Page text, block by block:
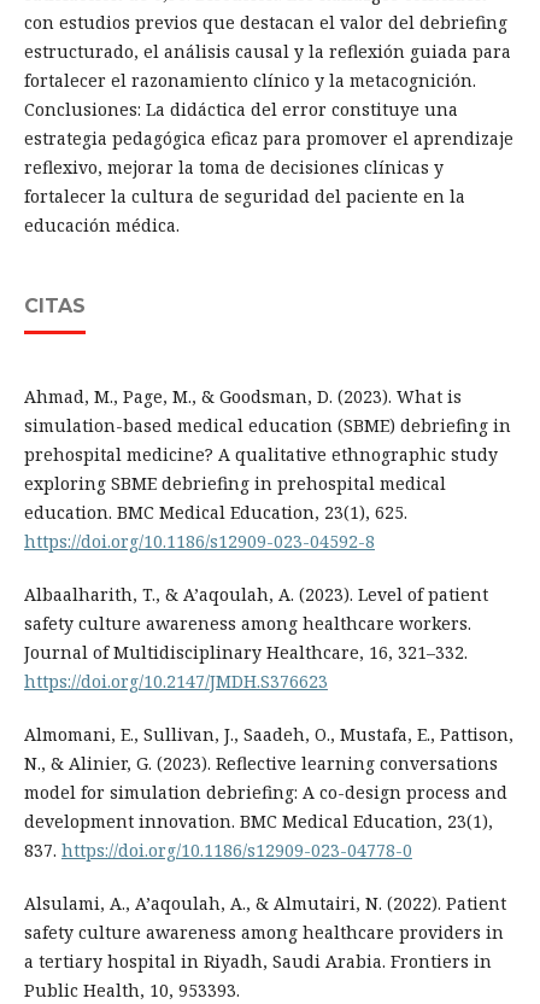
con estudios previos que destacan el valor del debriefing
estructurado, el análisis causal y la reflexión guiada para
fortalecer el razonamiento clínico y la metacognición.
Conclusiones: La didáctica del error constituye una
estrategia pedagógica eficaz para promover el aprendizaje
reflexivo, mejorar la toma de decisiones clínicas y
fortalecer la cultura de seguridad del paciente en la
educación médica.
CITAS
Ahmad, M., Page, M., & Goodsman, D. (2023). What is
simulation-based medical education (SBME) debriefing in
prehospital medicine? A qualitative ethnographic study
exploring SBME debriefing in prehospital medical
education. BMC Medical Education, 23(1), 625.
https://doi.org/10.1186/s12909-023-04592-8
Albaalharith, T., & A’aqoulah, A. (2023). Level of patient
safety culture awareness among healthcare workers.
Journal of Multidisciplinary Healthcare, 16, 321–332.
https://doi.org/10.2147/JMDH.S376623
Almomani, E., Sullivan, J., Saadeh, O., Mustafa, E., Pattison,
N., & Alinier, G. (2023). Reflective learning conversations
model for simulation debriefing: A co-design process and
development innovation. BMC Medical Education, 23(1),
837. https://doi.org/10.1186/s12909-023-04778-0
Alsulami, A., A’aqoulah, A., & Almutairi, N. (2022). Patient
safety culture awareness among healthcare providers in
a tertiary hospital in Riyadh, Saudi Arabia. Frontiers in
Public Health, 10, 953393.